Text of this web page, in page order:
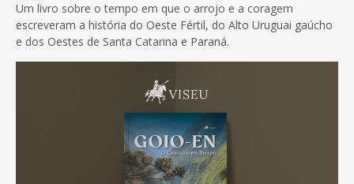
Um livro sobre o tempo em que o arrojo e a coragem
escreveram a história do Oeste Fértil, do Alto Uruguai gaúcho
e dos Oestes de Santa Catarina e Paraná.